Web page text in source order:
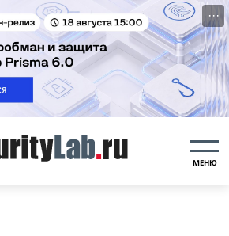
···
МЕНЮ